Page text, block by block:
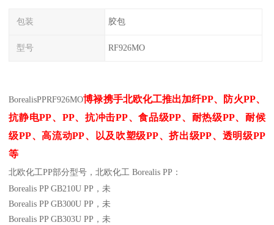
包装 胶包
型号 RF926MO
BorealisPPRF926MO博禄携手北欧化工推出加纤PP、防火PP、
抗静电PP、 PP、抗冲击PP、食品级PP、耐热级PP、耐候
级PP、高流动PP、以及吹塑级PP、挤出级PP、透明级PP
等
北欧化工PP部分型号，北欧化工 Borealis PP：
Borealis PP GB210U PP ，未
Borealis PP GB300U PP ，未
Borealis PP GB303U PP ，未